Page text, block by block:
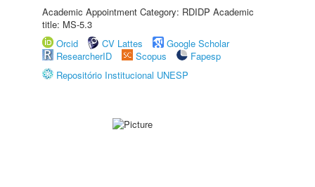
Academic Appointment Category: RDIDP Academic
title: MS-5.3
Orcid
CV Lattes
Google Scholar
ResearcherID
Scopus
Fapesp
Repositório Institucional UNESP